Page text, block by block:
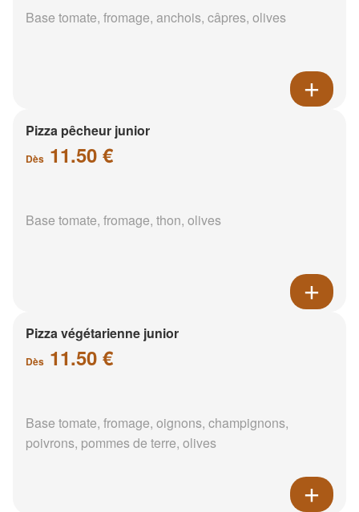
Base tomate, fromage, anchois, câpres, olives
Pizza pêcheur junior
Dès 11.50 €
Base tomate, fromage, thon, olives
Pizza végétarienne junior
Dès 11.50 €
Base tomate, fromage, oignons, champignons,
poivrons, pommes de terre, olives